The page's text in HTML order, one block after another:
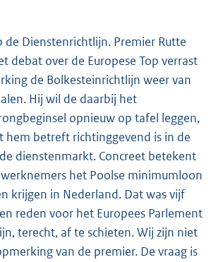
de Dienstenrichtlijn. Premier Rutte
debat over de Europese Top verrast
de Bolkesteinrichtlijn weer van
Hij wil de daarbij het
opnieuw op tafel leggen,
hem betreft richtinggevend is in de
dienstenmarkt. Concreet betekent
het Poolse minimumloon
krijgen in Nederland. Dat was vijf
reden voor het Europees Parlement
terecht, af te schieten. Wij zijn niet
van de premier. De vraag is